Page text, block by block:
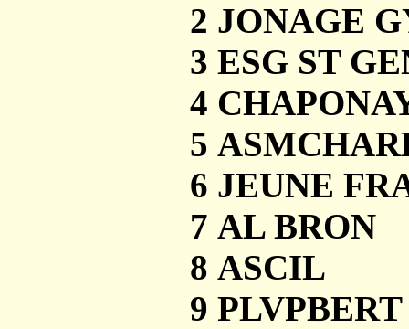
2 JONAGE GYM
3 ESG ST GENIS
4 CHAPONAY
5
6 JEUNE
7 AL BRON
8 ASCIL
9 PLVPBERT